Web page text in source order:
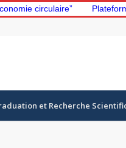
circulaire” Plateforme
et Recherche